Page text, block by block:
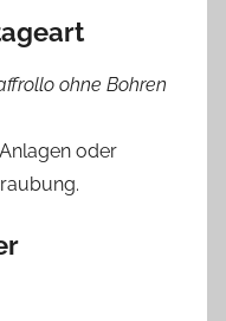
ohne Bohren
oder